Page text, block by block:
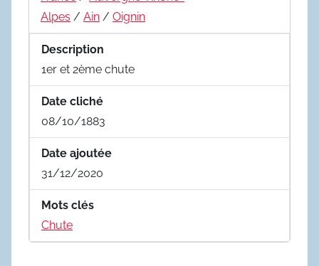
Alpes / Ain / Oignin
Description
1er et 2ème chute
Date cliché
08/10/1883
Date ajoutée
31/12/2020
Mots clés
Chute